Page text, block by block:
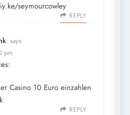
seymourcowley
REPLY
says:
pm
Casino 10 Euro einzahlen
REPLY